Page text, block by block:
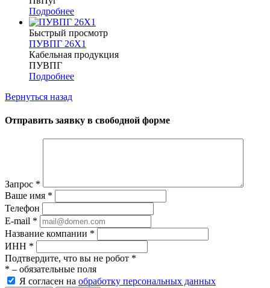
Подробнее
Быстрый просмотр
ПУВПГ 26Х1
Кабельная продукция
ПУВПГ
Подробнее
Вернуться назад
Отправить заявку в свободной форме
Запрос *
Ваше имя *
Телефон
E-mail *
Название компании *
ИНН *
Подтвердите, что вы не робот *
* – обязательные поля
Я согласен на обработку персональных данных